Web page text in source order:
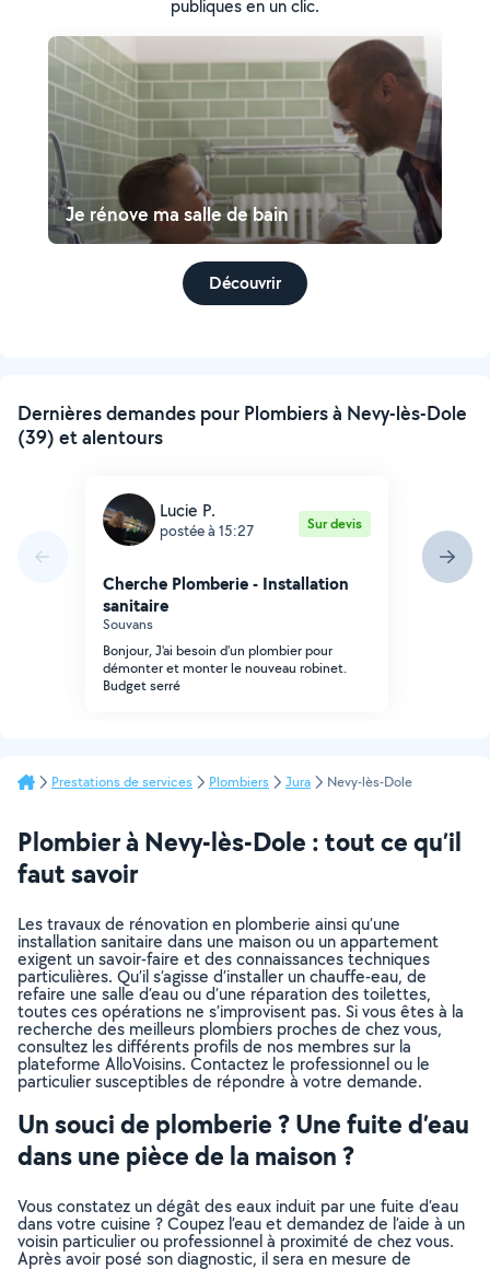
publiques en un clic.
Je rénove ma salle de bain
Découvrir
Dernières demandes pour Plombiers à Nevy-lès-Dole
(39) et alentours
Lucie P.
postée à 15:27 Sur devis
Cherche Plomberie - Installation
sanitaire
Souvans
Bonjour, J'ai besoin d'un plombier pour
démonter et monter le nouveau robinet.
Budget serré
Prestations de services Plombiers Jura Nevy-lès-Dole
Plombier à Nevy-lès-Dole : tout ce qu’il
faut savoir
Les travaux de rénovation en plomberie ainsi qu’une
installation sanitaire dans une maison ou un appartement
exigent un savoir-faire et des connaissances techniques
particulières. Qu’il s’agisse d’installer un chauffe-eau, de
refaire une salle d’eau ou d’une réparation des toilettes,
toutes ces opérations ne s’improvisent pas. Si vous êtes à la
recherche des meilleurs plombiers proches de chez vous,
consultez les différents profils de nos membres sur la
plateforme AlloVoisins. Contactez le professionnel ou le
particulier susceptibles de répondre à votre demande.
Un souci de plomberie ? Une fuite d’eau
dans une pièce de la maison ?
Vous constatez un dégât des eaux induit par une fuite d’eau
dans votre cuisine ? Coupez l’eau et demandez de l’aide à un
voisin particulier ou professionnel à proximité de chez vous.
Après avoir posé son diagnostic, il sera en mesure de